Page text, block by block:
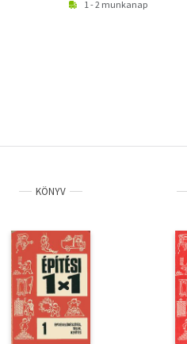
1 - 2 munkanap
KÖNYV